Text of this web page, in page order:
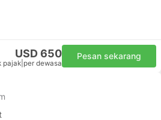
USD 650
pajak per dewasa
Pesan sekarang